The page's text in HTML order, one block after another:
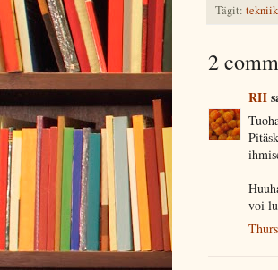
Tägit:
2
RH
voi